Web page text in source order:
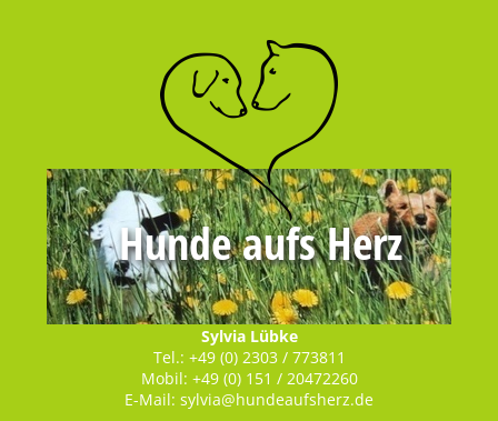
Hunde aufs Herz
Sylvia Lübke
Tel.: +49 (0) 2303 / 773811
Mobil: +49 (0) 151 / 20472260
E-Mail: sylvia@hundeaufsherz.de